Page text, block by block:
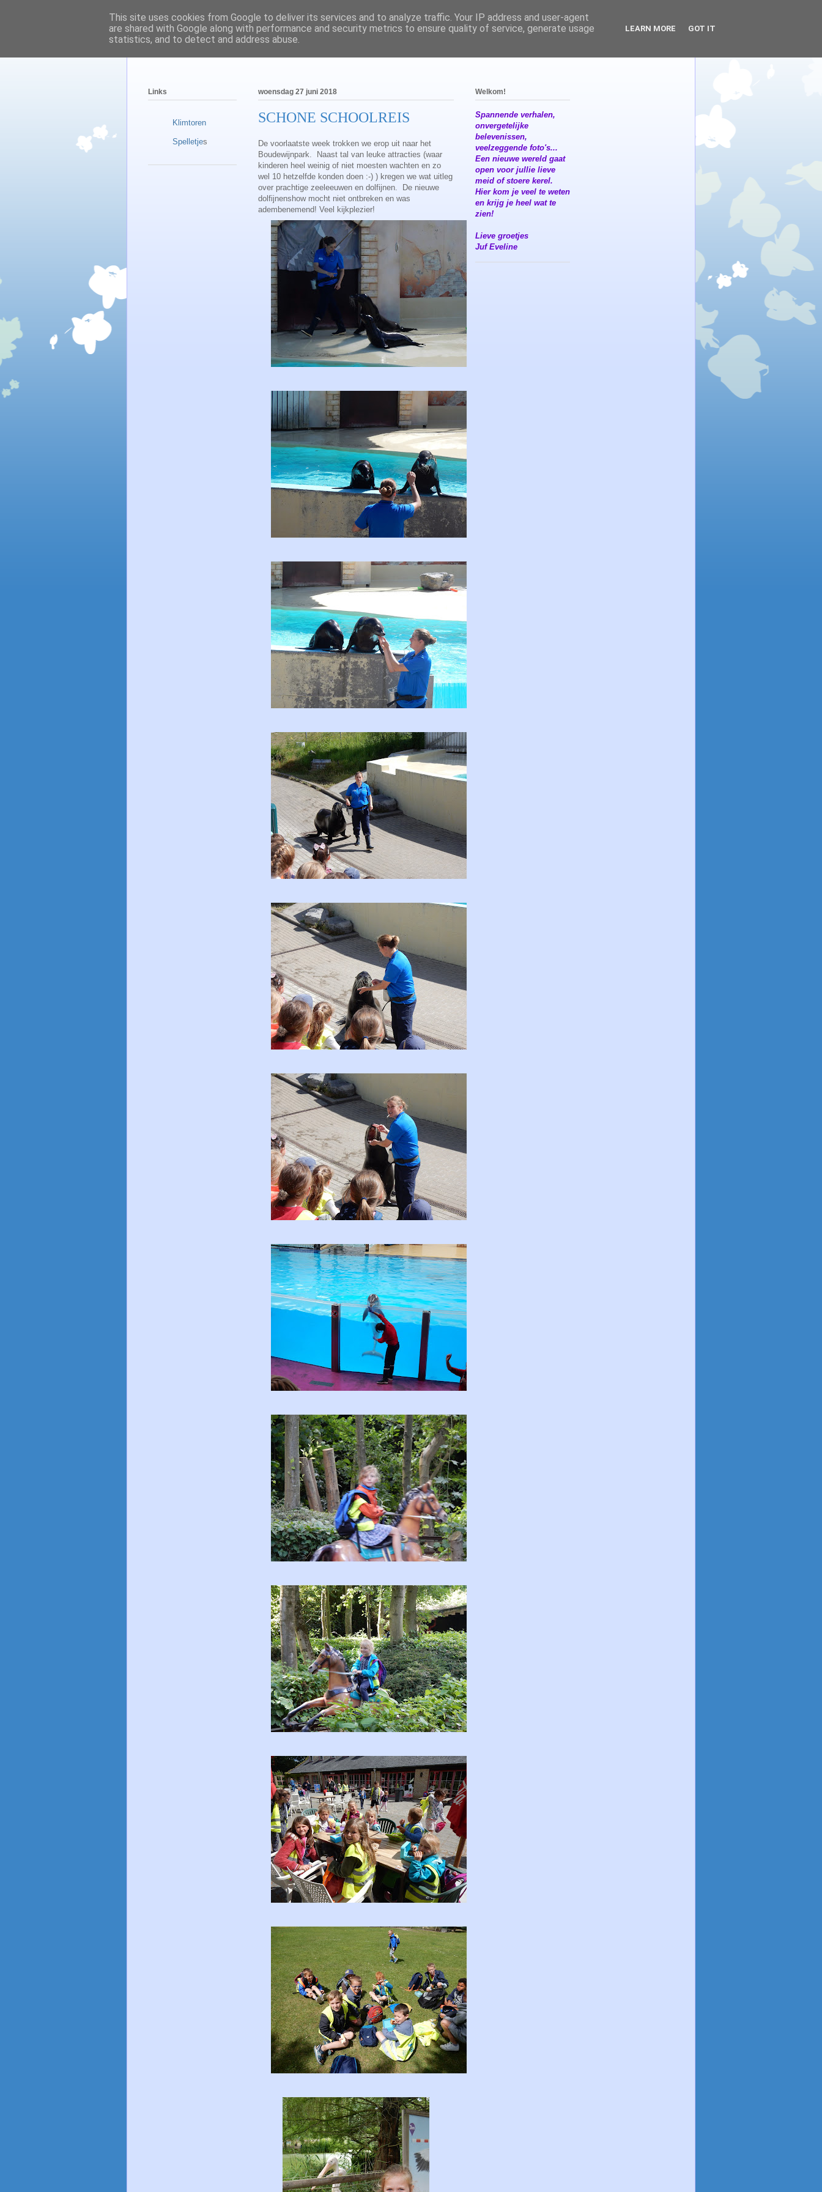
woensdag 27 juni 2018
SCHONE SCHOOLREIS
De voorlaatste week trokken we erop uit naar het
Boudewijnpark. Naast tal van leuke attracties (waar
kinderen heel weinig of niet moesten wachten en zo
wel 10 hetzelfde konden doen :-) ) kregen we wat uitleg
over prachtige zeeleeuwen en dolfijnen. De nieuwe
dolfijnenshow mocht niet ontbreken en was
adembenemend! Veel kijkplezier!
Links
Klimtoren
Spelletjes
Welkom!
Spannende verhalen,
onvergetelijke
belevenissen,
veelzeggende foto's...
Een nieuwe wereld gaat
open voor jullie lieve
meid of stoere kerel.
Hier kom je veel te weten
en krijg je heel wat te
zien!
Lieve groetjes
Juf Eveline
This site uses cookies from Google to deliver its services and to analyze traffic. Your IP address and user-agent
are shared with Google along with performance and security metrics to ensure quality of service, generate usage
statistics, and to detect and address abuse.
LEARN MORE GOT IT